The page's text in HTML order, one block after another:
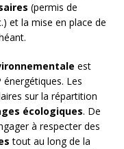
(permis de
et la mise en place de
est
Les
sur la répartition
écologiques. De
à respecter des
tout au long de la